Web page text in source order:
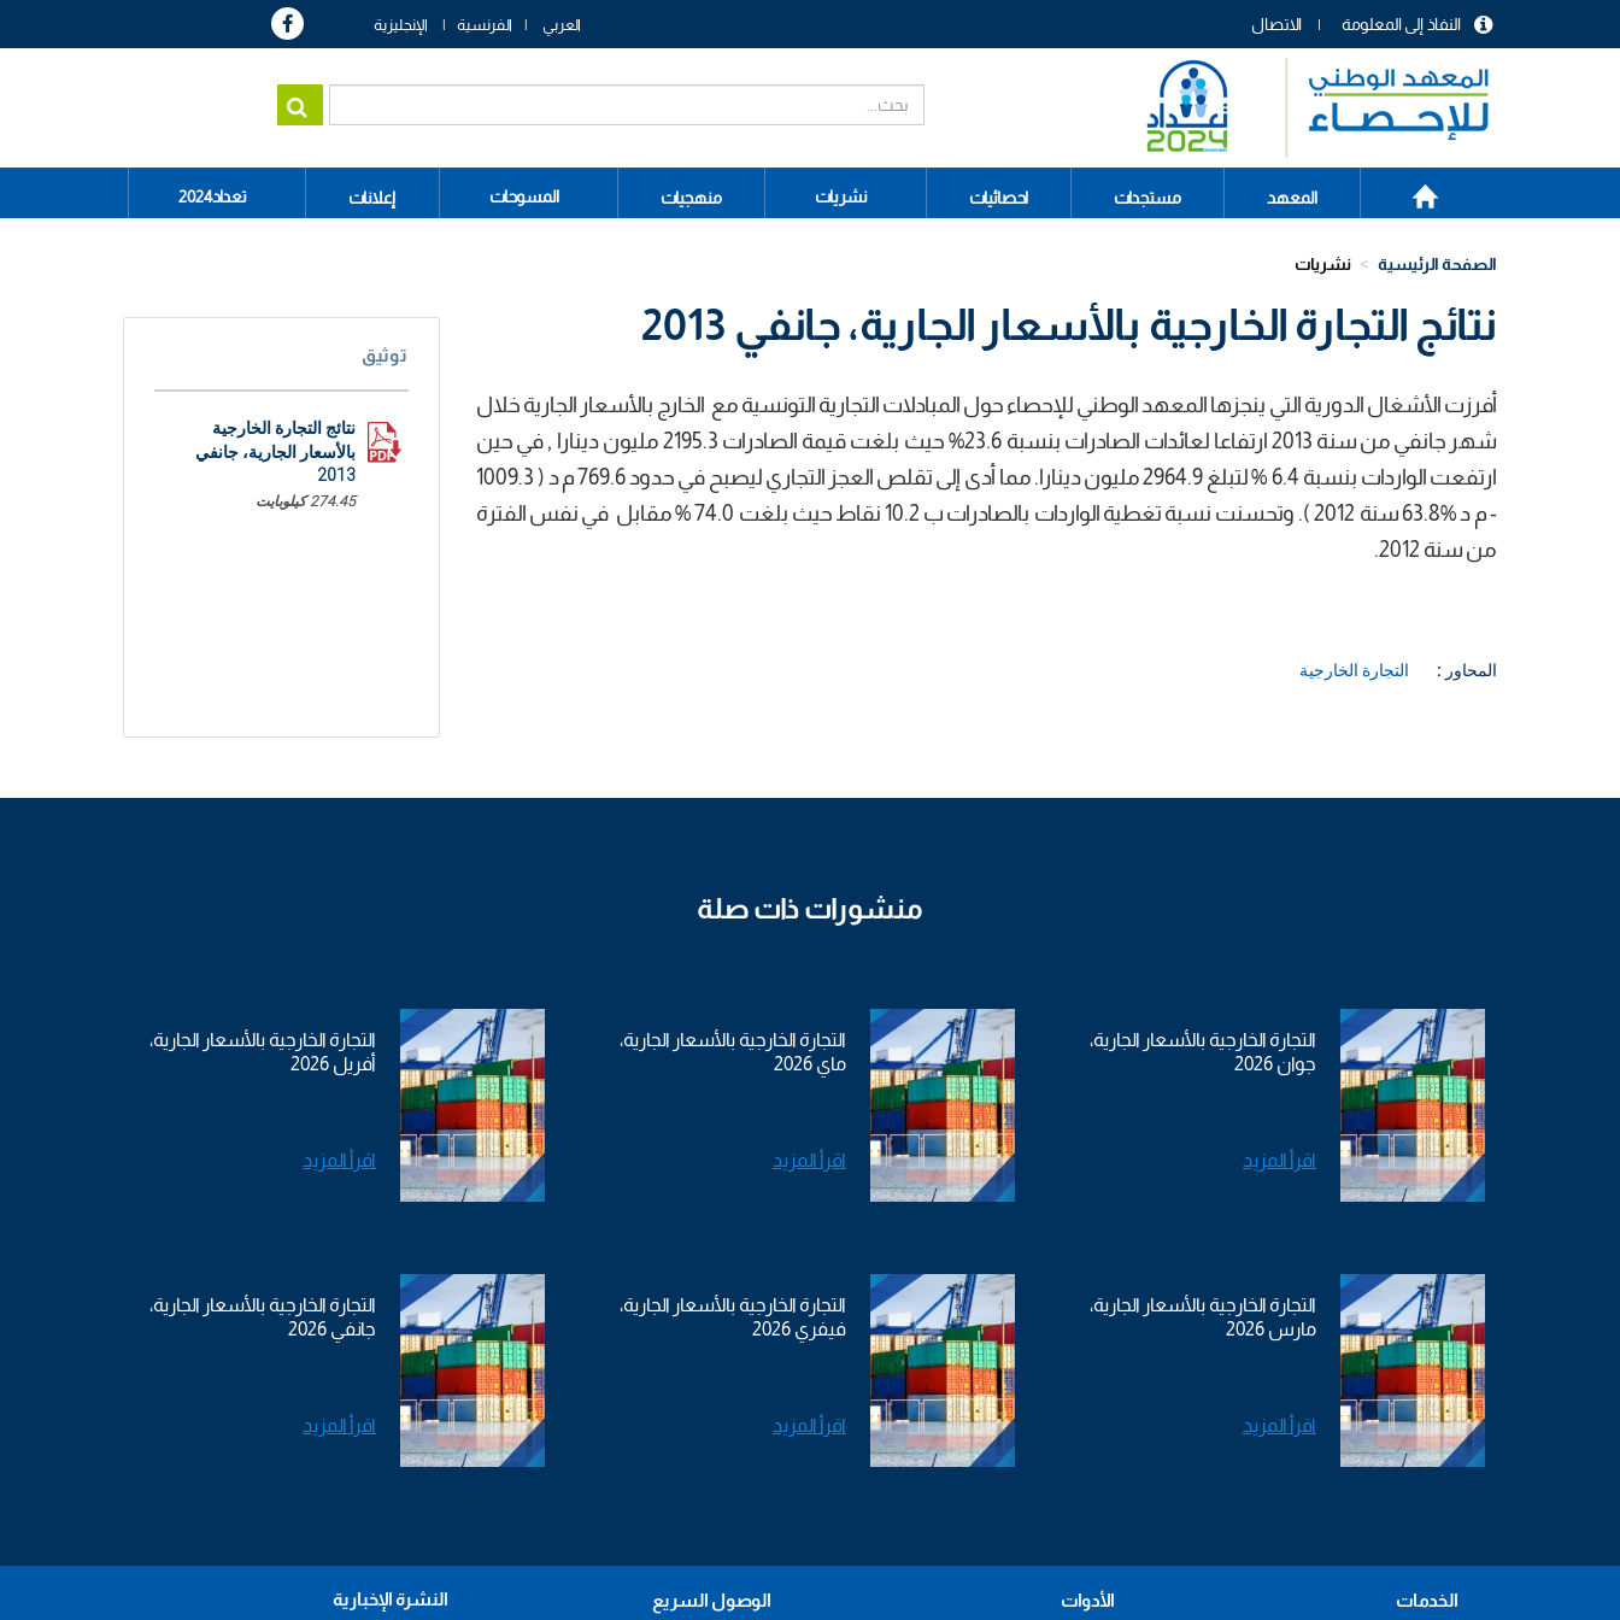
menu
header
الاتصال النفاذ إلى المعلومة العربي الفرنسية الإنجليزية
Main
navigation
الرئيسية
المعهد مستجدات احصائيات نشريات منهجيات المسوحات إعلانات تعداد2024
الصفحة الرئيسية نشريات
نتائج التجارة الخارجية بالأسعار الجارية، جانفي 2013
أفرزت الأشغال الدورية التي ينجزھا المعھد الوطني للإحصاء حول المبادلات التجارية التونسية مع الخارج بالأسعار الجارية خلال
شھر جانفي من سنة 2013 ارتفاعا لعائدات الصادرات بنسبة 23.6% حيث بلغت قيمة الصادرات 2195.3 مليون دينارا , في حين
ارتفعت الواردات بنسبة 6.4 % لتبلغ 2964.9 مليون دينارا. مما أدى إلى تقلص العجز التجاري ليصبح في حدود 769.6 م د ( 1009.3
- م د %63.8 سنة 2012 ). وتحسنت نسبة تغطية الواردات بالصادرات ب 10.2 نقاط حيث بلغت 74.0 % مقابل في نفس الفترة
من سنة 2012.
المحاور : التجارة الخارجية
توثيق
نتائج التجارة الخارجية
بالأسعار الجارية، جانفي
2013
274.45 كيلوبايت
منشورات ذات صلة
التجارة الخارجية بالأسعار الجارية،
جوان 2026
اقرأ المزيد
التجارة الخارجية بالأسعار الجارية،
ماي 2026
اقرأ المزيد
التجارة الخارجية بالأسعار الجارية،
أفريل 2026
اقرأ المزيد
التجارة الخارجية بالأسعار الجارية،
مارس 2026
اقرأ المزيد
التجارة الخارجية بالأسعار الجارية،
فيفري 2026
اقرأ المزيد
التجارة الخارجية بالأسعار الجارية،
جانفي 2026
اقرأ المزيد
الخدمات الأدوات الوصول السريع النشرة الإخبارية